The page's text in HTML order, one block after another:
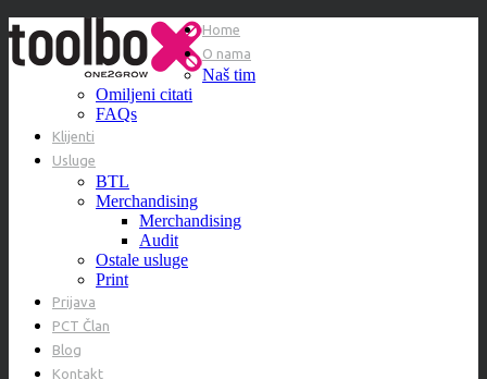
Home
O nama
Naš tim
Omiljeni citati
FAQs
Klijenti
Usluge
BTL
Merchandising
Merchandising
Audit
Ostale usluge
Print
Prijava
PCT Član
Blog
Kontakt